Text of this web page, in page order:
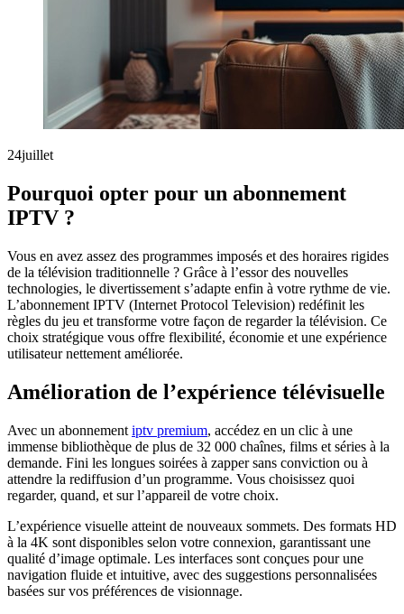
24juillet
Pourquoi opter pour un abonnement
IPTV ?
Vous en avez assez des programmes imposés et des horaires rigides
de la télévision traditionnelle ? Grâce à l’essor des nouvelles
technologies, le divertissement s’adapte enfin à votre rythme de vie.
L’abonnement IPTV (Internet Protocol Television) redéfinit les
règles du jeu et transforme votre façon de regarder la télévision. Ce
choix stratégique vous offre flexibilité, économie et une expérience
utilisateur nettement améliorée.
Amélioration de l’expérience télévisuelle
Avec un abonnement iptv premium, accédez en un clic à une
immense bibliothèque de plus de 32 000 chaînes, films et séries à la
demande. Fini les longues soirées à zapper sans conviction ou à
attendre la rediffusion d’un programme. Vous choisissez quoi
regarder, quand, et sur l’appareil de votre choix.
L’expérience visuelle atteint de nouveaux sommets. Des formats HD
à la 4K sont disponibles selon votre connexion, garantissant une
qualité d’image optimale. Les interfaces sont conçues pour une
navigation fluide et intuitive, avec des suggestions personnalisées
basées sur vos préférences de visionnage.